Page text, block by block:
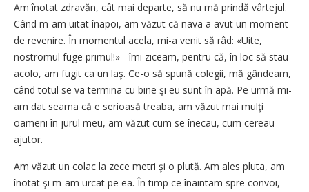
Am înotat zdravăn, cât mai departe, să nu mă prindă vârtejul.
Când m-am uitat înapoi, am văzut că nava a avut un moment
de revenire. În momentul acela, mi-a venit să râd: «Uite,
nostromul fuge primul!» - îmi ziceam, pentru că, în loc să stau
acolo, am fugit ca un laş. Ce-o să spună colegii, mă gândeam,
când totul se va termina cu bine şi eu sunt în apă. Pe urmă mi-
am dat seama că e serioasă treaba, am văzut mai mulţi
oameni în jurul meu, am văzut cum se înecau, cum cereau
ajutor.
Am văzut un colac la zece metri şi o plută. Am ales pluta, am
înotat şi m-am urcat pe ea. În timp ce înaintam spre convoi,